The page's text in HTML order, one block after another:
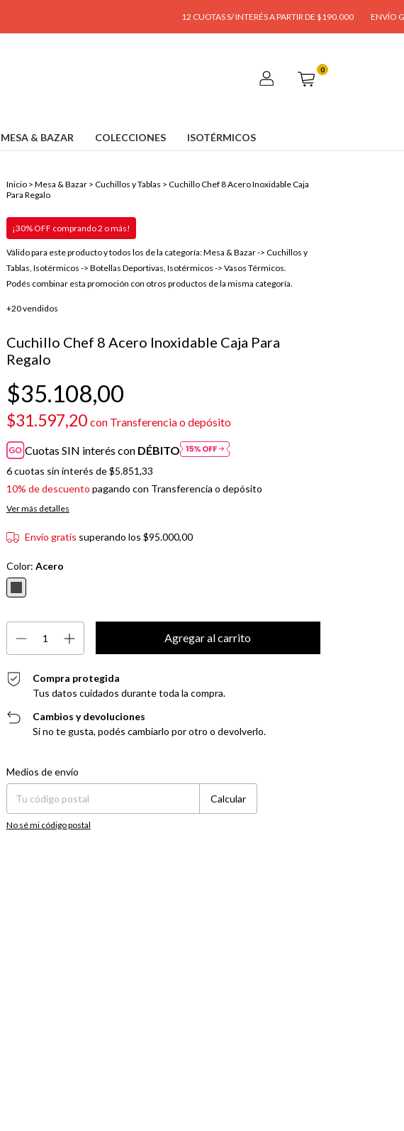
12 CUOTAS S/ INTERÉS A PARTIR DE $190.000 ENVÍO GRATIS A
0
MESA & BAZAR COLECCIONES ISOTÉRMICOS
Inicio > Mesa & Bazar > Cuchillos y Tablas > Cuchillo Chef 8 Acero Inoxidable Caja
Para Regalo
¡30% OFF comprando 2 o más!
Válido para este producto y todos los de la categoría: Mesa & Bazar -> Cuchillos y
Tablas, Isotérmicos -> Botellas Deportivas, Isotérmicos -> Vasos Térmicos.
Podés combinar esta promoción con otros productos de la misma categoría.
+20 vendidos
Cuchillo Chef 8 Acero Inoxidable Caja Para
Regalo
$35.108,00
$31.597,20 con Transferencia o depósito
Cuotas SIN interés con DÉBITO
6cuotas sin interés de$5.851,33
10% de descuento pagando con Transferencia o depósito
Ver más detalles
Envío gratis superando los$95.000,00
Color: Acero
Compra protegida
Tus datos cuidados durante toda la compra.
Cambios y devoluciones
Si no te gusta, podés cambiarlo por otro o devolverlo.
Entregas para el CP:
Medios de envío
Calcular
No sé mi código postal